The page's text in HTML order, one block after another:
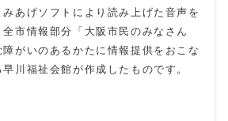
あげソフトにより読み上げた音声を
市情報部分「大阪市民のみなさん
がいのあるかたに情報提供をおこな
川福祉会館が作成したものです。